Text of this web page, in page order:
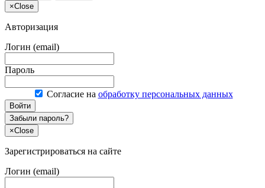
×Close
Авторизация
Логин (email)
Пароль
Согласие на обработку персональных данных
Войти
Забыли пароль?
×Close
Зарегистрироваться на сайте
Логин (email)